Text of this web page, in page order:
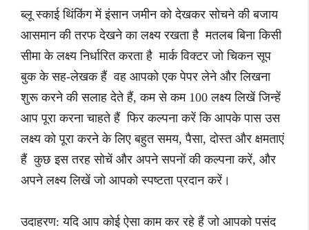
ब्लू स्काई थिंकिंग में इंसान जमीन को देखकर सोचने की बजाय
आसमान की तरफ देखने का लक्ष्य रखता है मतलब बिना किसी
सीमा के लक्ष्य निर्धारित करता है मार्क विक्टर जो चिकन सूप
बुक के सह-लेखक हैं वह आपको एक पेपर लेने और लिखना
शुरू करने की सलाह देते हैं, कम से कम 100 लक्ष्य लिखें जिन्हें
आप पूरा करना चाहते हैं फिर कल्पना करें कि आपके पास उस
लक्ष्य को पूरा करने के लिए बहुत समय, पैसा, दोस्त और क्षमताएं
हैं कुछ इस तरह सोचें और अपने सपनों की कल्पना करें, और
अपने लक्ष्य लिखें जो आपको स्पष्टता प्रदान करें।
उदाहरण: यदि आप कोई ऐसा काम कर रहे हैं जो आपको पसंद